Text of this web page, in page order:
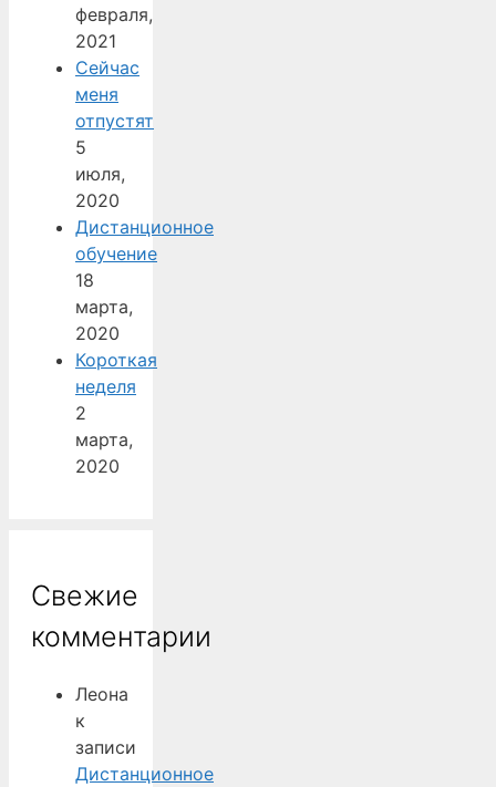
февраля,
2021
Сейчас
меня
отпустят
5
июля,
2020
Дистанционное
обучение
18
марта,
2020
Короткая
неделя
2
марта,
2020
Свежие
комментарии
Леона
к
записи
Дистанционное